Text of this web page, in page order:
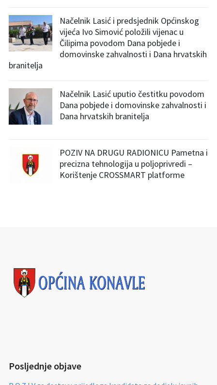
Načelnik Lasić i predsjednik Općinskog
vijeća Ivo Simović položili vijenac u
Čilipima povodom Dana pobjede i
domovinske zahvalnosti i Dana hrvatskih
branitelja
Načelnik Lasić uputio čestitku povodom
Dana pobjede i domovinske zahvalnosti i
Dana hrvatskih branitelja
POZIV NA DRUGU RADIONICU Pametna i
precizna tehnologija u poljoprivredi –
Korištenje CROSSMART platforme
Posljednje objave